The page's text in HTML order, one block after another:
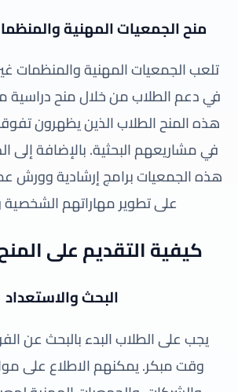
منح الجمعيات المهنية
تلعب الجمعيات المهنية والمنظمات غير
في دعم الطلاب من خلال منح
هذه المنح الطلاب الذين يظهرون تفوقاً
في مشاريعهم البحثية. بالإضافة إلى
هذه الجمعيات برامج إرشادية وورش
على تطوير مهاراتهم الشخصية
كيفية التقديم على
البحث والاستعداد
يجب على الطلاب البدء بالبحث عن
وقت مبكر. يمكنهم الاطلاع على